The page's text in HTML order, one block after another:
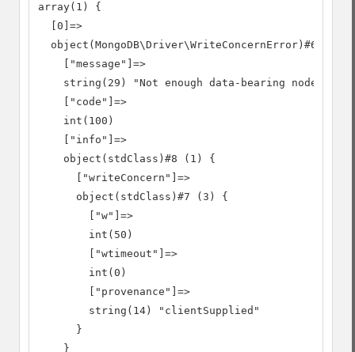
array(1) {
  [0]=>
  object(MongoDB\Driver\WriteConcernError)#6 (3) {
    ["message"]=>
    string(29) "Not enough data-bearing nodes"
    ["code"]=>
    int(100)
    ["info"]=>
    object(stdClass)#8 (1) {
      ["writeConcern"]=>
      object(stdClass)#7 (3) {
        ["w"]=>
        int(50)
        ["wtimeout"]=>
        int(0)
        ["provenance"]=>
        string(14) "clientSupplied"
      }
    }